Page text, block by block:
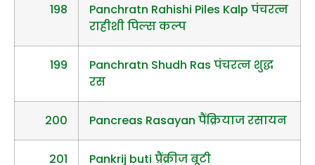
198
Panchratn Rahishi Piles Kalp पंचरत्न
राहीशी पिल्स कल्प
199
Panchratn Shudh Ras पंचरत्न शुद्ध
रस
200 Pancreas Rasayan पैंक्रियाज रसायन
201 Pankrij buti प्रैंक्रीज बूटी